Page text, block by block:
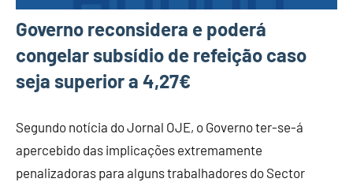
Governo reconsidera e poderá
congelar subsídio de refeição caso
seja superior a 4,27€
Segundo notícia do Jornal OJE, o Governo ter-se-á
apercebido das implicações extremamente
penalizadoras para alguns trabalhadores do Sector